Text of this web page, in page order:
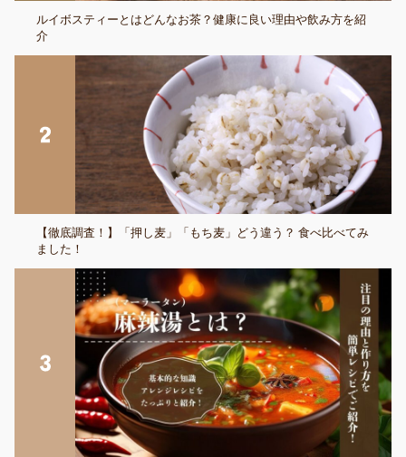
ルイボスティーとはどんなお茶？健康に良い理由や飲み方を紹
介
【徹底調査！】「押し麦」「もち麦」どう違う？ 食べ比べてみ
ました！